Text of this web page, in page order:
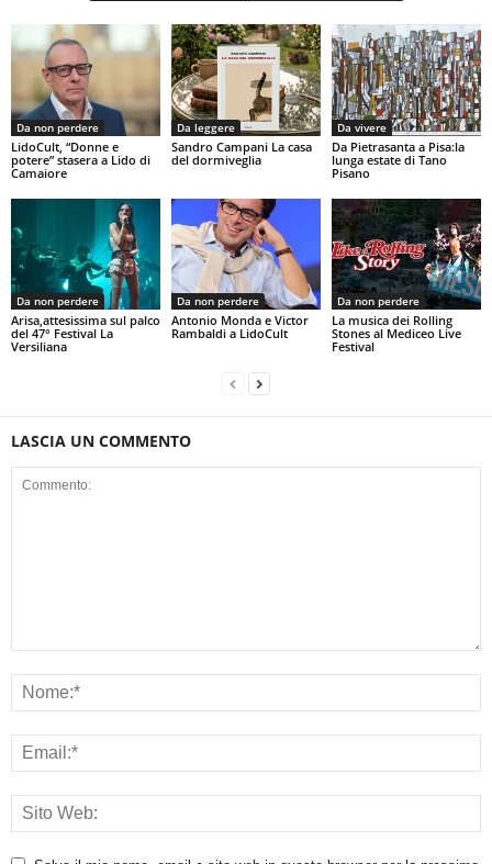
Da non perdere
LidoCult, “Donne e
potere” stasera a Lido di
Camaiore
Da leggere
Sandro Campani La casa
del dormiveglia
Da vivere
Da Pietrasanta a Pisa:la
lunga estate di Tano
Pisano
Da non perdere
Arisa,attesissima sul palco
del 47° Festival La
Versiliana
Da non perdere
Antonio Monda e Victor
Rambaldi a LidoCult
Da non perdere
La musica dei Rolling
Stones al Mediceo Live
Festival
LASCIA UN COMMENTO